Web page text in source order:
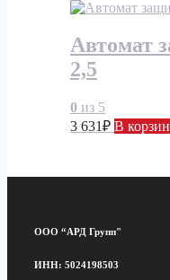
Автомат
2,5
0 из 5
3 631₽ В
ООО “АРД Групп"
ИНН: 5024198503